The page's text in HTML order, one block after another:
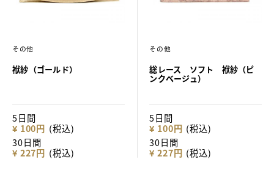
その他
袱紗（ゴールド）
5日間
¥ 100円 (税込)
30日間
¥ 227円 (税込)
その他
総レース ソフト 袱紗（ピ
ンクベージュ）
5日間
¥ 100円 (税込)
30日間
¥ 227円 (税込)